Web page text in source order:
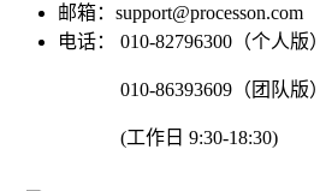
邮箱：support@processon.com
电话：
010-82796300（个人版）
010-86393609（团队版）
(工作日 9:30-18:30)